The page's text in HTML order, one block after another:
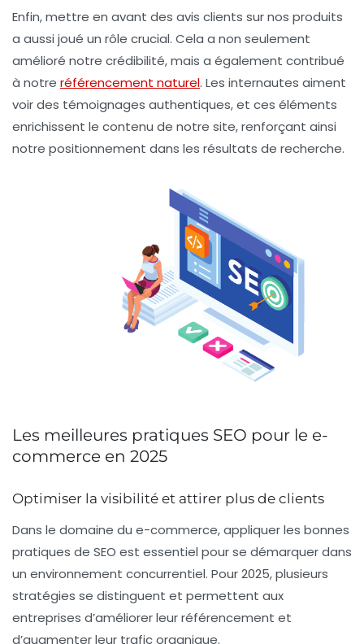
Enfin, mettre en avant des avis clients sur nos produits
a aussi joué un rôle crucial. Cela a non seulement
amélioré notre crédibilité, mais a également contribué
à notre référencement naturel. Les internautes aiment
voir des témoignages authentiques, et ces éléments
enrichissent le contenu de notre site, renforçant ainsi
notre positionnement dans les résultats de recherche.
Les meilleures pratiques SEO pour le e-
commerce en 2025
Optimiser la visibilité et attirer plus de clients
Dans le domaine du e-commerce, appliquer les bonnes
pratiques de SEO est essentiel pour se démarquer dans
un environnement concurrentiel. Pour 2025, plusieurs
stratégies se distinguent et permettent aux
entreprises d’améliorer leurréférencement et
d’augmenter leur trafic organique.